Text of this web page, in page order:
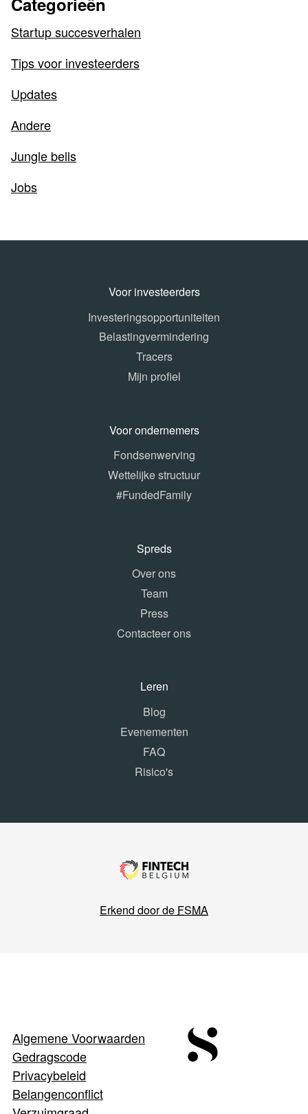
Startup succesverhalen
Tips voor investeerders
Updates
Andere
Jungle bells
Jobs
Voor investeerders
Investeringsopportuniteiten
Belastingvermindering
Tracers
Mijn profiel
Voor ondernemers
Fondsenwerving
Wettelijke structuur
#FundedFamily
Spreds
Over ons
Team
Press
Contacteer ons
Leren
Blog
Evenementen
FAQ
Risico's
Erkend door de FSMA
Algemene Voorwaarden
Gedragscode
Privacybeleid
Belangenconflict